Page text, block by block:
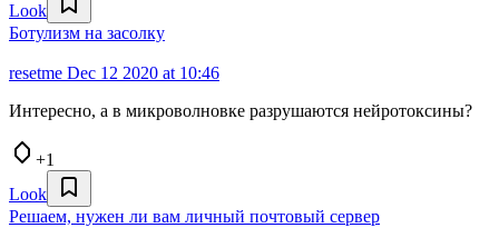
Look
Ботулизм на засолку
resetme Dec 12 2020 at 10:46
Интересно, а в микроволновке разрушаются нейротоксины?
+1
Look
Решаем, нужен ли вам личный почтовый сервер